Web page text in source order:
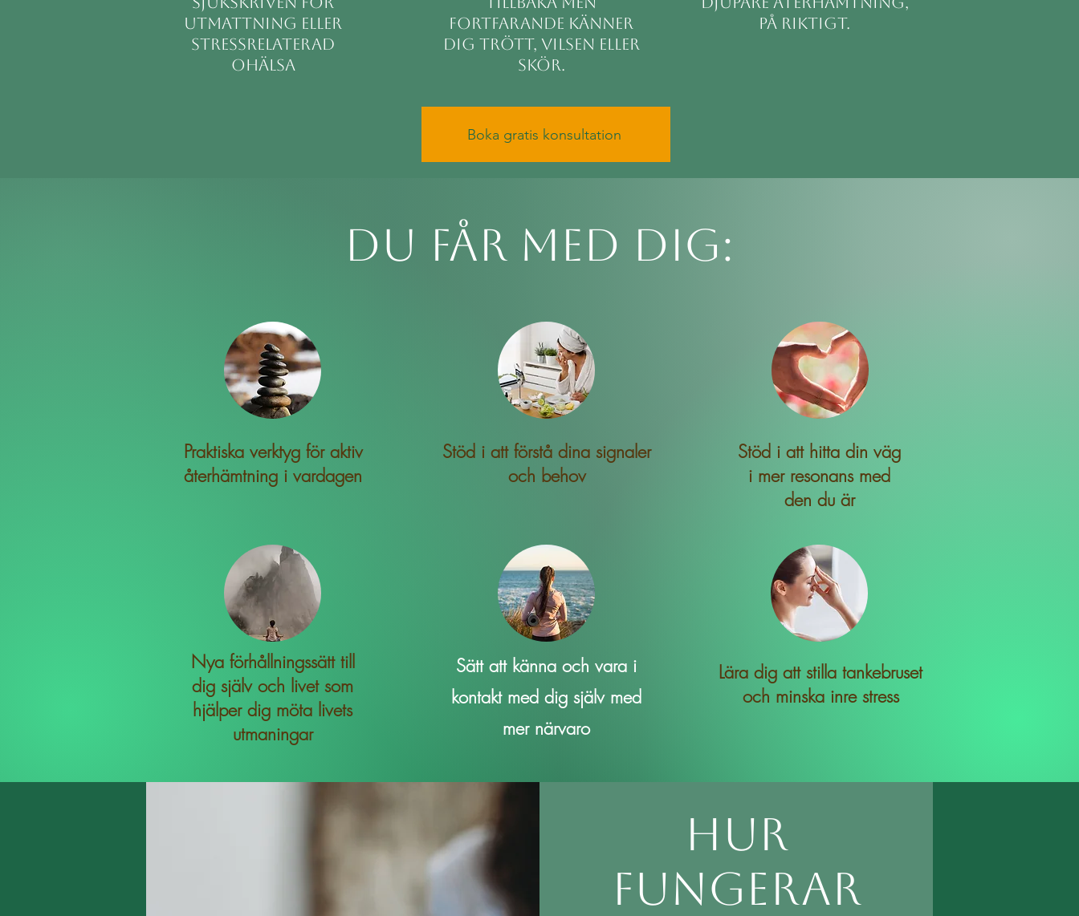
utmattning eller
stressrelaterad
ohälsa
fortfarande känner
dig trött, vilsen eller
skör.
på riktigt.
Boka gratis konsultation
Du får med dig:
Praktiska verktyg för aktiv
återhämtning i vardagen
Nya förhållningssätt till
dig själv och livet som
hjälper dig möta livets
utmaningar
Stöd i att förstå dina signaler
och behov
Sätt att känna och vara i
kontakt med dig själv med
mer närvaro
Stöd i att hitta din väg
i mer resonans med
den du är
Lära dig att stilla tankebruset
och minska inre stress
Hur
fungerar